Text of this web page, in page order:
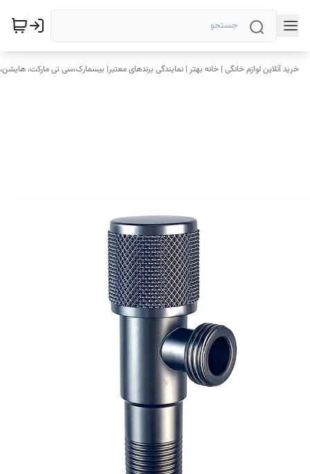
خرید آنلاین لوازم خانگی | خانه بهتر | نمایندگی برندهای معتبر| بیسمارک،سی تی مارکت،